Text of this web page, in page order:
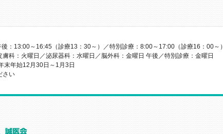
：13:00～16:45（診療13：30～）／特別診療：8:00～17:00（診療16：00～）
科：火曜日／泌尿器科：水曜日／脳外科：金曜日 午後／特別診療：金曜日
末年始12月30日～1月3日
さい